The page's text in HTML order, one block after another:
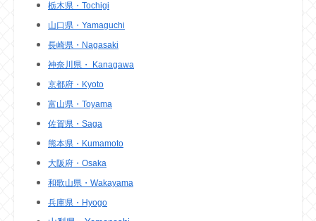
栃木県・Tochigi
山口県・Yamaguchi
長崎県・Nagasaki
神奈川県・ Kanagawa
京都府・Kyoto
富山県・Toyama
佐賀県・Saga
熊本県・Kumamoto
大阪府・Osaka
和歌山県・Wakayama
兵庫県・Hyogo